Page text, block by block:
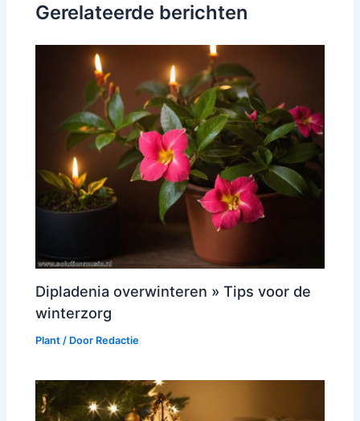
Gerelateerde berichten
Dipladenia overwinteren » Tips voor de
winterzorg
Plant / Door Redactie